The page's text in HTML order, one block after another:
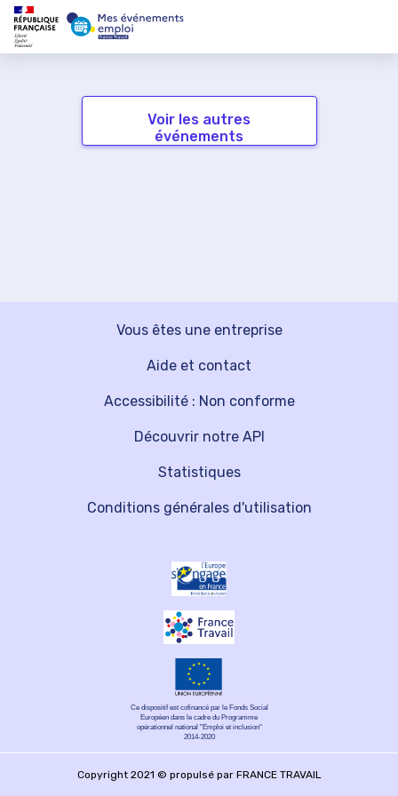
Voir les autres
événements
Vous êtes une entreprise
Découvrir notre API
Aide et contact
Statistiques
Accessibilité : Non conforme
Conditions générales d'utilisation
Ce dispositif est cofinancé par le Fonds Social
Européen dans le cadre du Programme
opérationnel national "Emploi et inclusion"
2014-2020
Copyright 2021 © propulsé par FRANCE TRAVAIL